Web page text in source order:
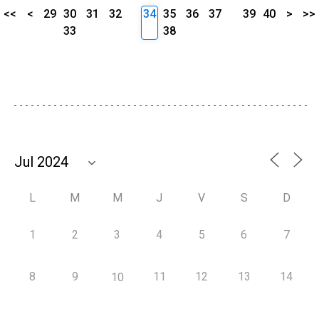
<< < 29 30 31
32
33
34 35 36
37
38
39 40 > >>
L M M J V S D
1 2 3 4 5 6 7
8 9 10 11 12 13 14